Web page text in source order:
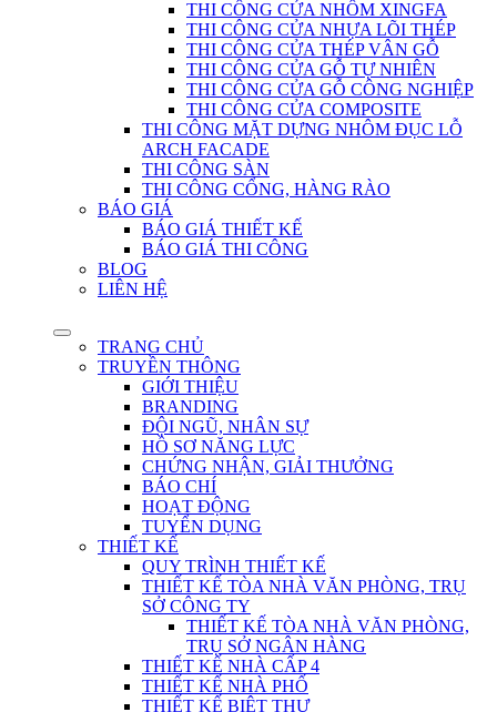
THI CÔNG CỬA NHÔM XINGFA
THI CÔNG CỬA NHỰA LÕI THÉP
THI CÔNG CỬA THÉP VÂN GỖ
THI CÔNG CỬA GỖ TỰ NHIÊN
THI CÔNG CỬA GỖ CÔNG NGHIỆP
THI CÔNG CỬA COMPOSITE
THI CÔNG MẶT DỰNG NHÔM ĐỤC LỖ
ARCH FACADE
THI CÔNG SÀN
THI CÔNG CỔNG, HÀNG RÀO
BÁO GIÁ
BÁO GIÁ THIẾT KẾ
BÁO GIÁ THI CÔNG
BLOG
LIÊN HỆ
TRANG CHỦ
TRUYỀN THÔNG
GIỚI THIỆU
BRANDING
ĐỘI NGŨ, NHÂN SỰ
HỒ SƠ NĂNG LỰC
CHỨNG NHẬN, GIẢI THƯỞNG
BÁO CHÍ
HOẠT ĐỘNG
TUYỂN DỤNG
THIẾT KẾ
QUY TRÌNH THIẾT KẾ
THIẾT KẾ TÒA NHÀ VĂN PHÒNG, TRỤ
SỞ CÔNG TY
THIẾT KẾ TÒA NHÀ VĂN PHÒNG,
TRỤ SỞ NGÂN HÀNG
THIẾT KẾ NHÀ CẤP 4
THIẾT KẾ NHÀ PHỐ
THIẾT KẾ BIỆT THỰ